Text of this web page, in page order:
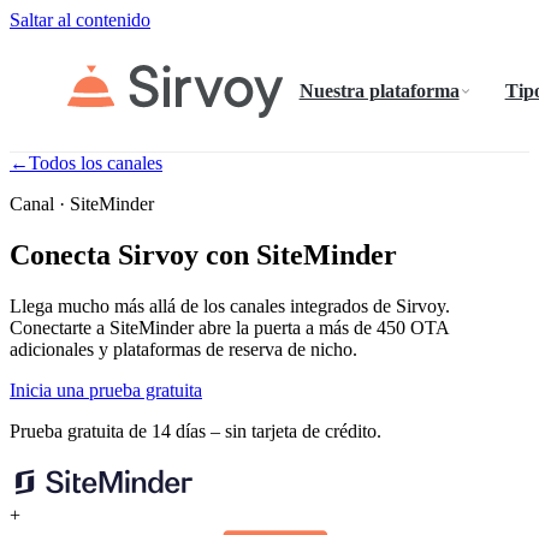
Saltar al contenido
Nuestra plataforma
←Todos los canales
Canal · SiteMinder
Conecta Sirvoy con SiteMinder
Llega mucho más allá de los canales integrados de Sirvoy.
Conectarte a SiteMinder abre la puerta a más de 450 OTA
adicionales y plataformas de reserva de nicho.
Inicia una prueba gratuita
Prueba gratuita de 14 días – sin tarjeta de crédito.
+